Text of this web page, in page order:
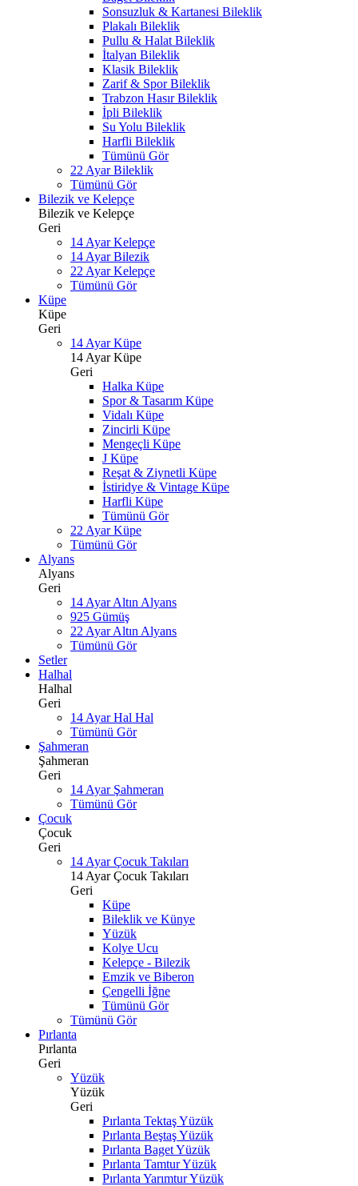
Sonsuzluk & Kartanesi Bileklik
Plakalı Bileklik
Pullu & Halat Bileklik
İtalyan Bileklik
Klasik Bileklik
Zarif & Spor Bileklik
Trabzon Hasır Bileklik
İpli Bileklik
Su Yolu Bileklik
Harfli Bileklik
Tümünü Gör
22 Ayar Bileklik
Tümünü Gör
Bilezik ve Kelepçe
Bilezik ve Kelepçe
Geri
14 Ayar Kelepçe
14 Ayar Bilezik
22 Ayar Kelepçe
Tümünü Gör
Küpe
Küpe
Geri
14 Ayar Küpe
14 Ayar Küpe
Geri
Halka Küpe
Spor & Tasarım Küpe
Vidalı Küpe
Zincirli Küpe
Mengeçli Küpe
J Küpe
Reşat & Ziynetli Küpe
İstiridye & Vintage Küpe
Harfli Küpe
Tümünü Gör
22 Ayar Küpe
Tümünü Gör
Alyans
Alyans
Geri
14 Ayar Altın Alyans
925 Gümüş
22 Ayar Altın Alyans
Tümünü Gör
Setler
Halhal
Halhal
Geri
14 Ayar Hal Hal
Tümünü Gör
Şahmeran
Şahmeran
Geri
14 Ayar Şahmeran
Tümünü Gör
Çocuk
Çocuk
Geri
14 Ayar Çocuk Takıları
14 Ayar Çocuk Takıları
Geri
Küpe
Bileklik ve Künye
Yüzük
Kolye Ucu
Kelepçe - Bilezik
Emzik ve Biberon
Çengelli İğne
Tümünü Gör
Tümünü Gör
Pırlanta
Pırlanta
Geri
Yüzük
Yüzük
Geri
Pırlanta Tektaş Yüzük
Pırlanta Beştaş Yüzük
Pırlanta Baget Yüzük
Pırlanta Tamtur Yüzük
Pırlanta Yarımtur Yüzük